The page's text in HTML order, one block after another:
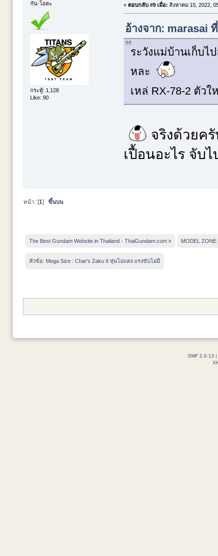
กัน-โอตะ
กระทู้: 1,128
Like: 90
« ตอบกลับ #9 เมื่อ: สิงหาคม 15, 2022,
อ้างจาก: marasai
ระวังแม่บ้านเก็บไ
หละ
เหล่ RX-78-2 ตัว
จริงด้วยค
เปื้อนอะไร จับ
หน้า: [1] ขึ้นบน
The Best Gundam Website in Thailand - ThaiGundam.com » MODEL ZONE
หัวข้อ: Mega Size : Char's Zaku II หุ่นไม่แดง แรงขับไม่มี
SMF 2.0.13 |